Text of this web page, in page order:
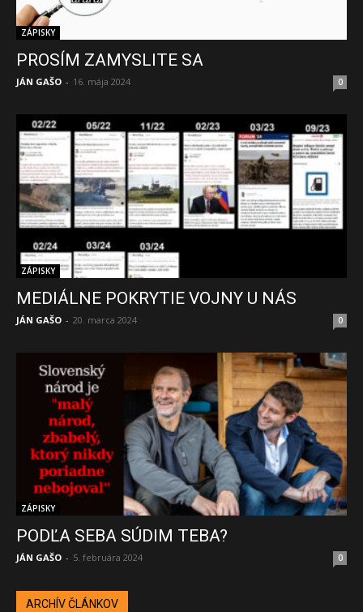
ZÁPISKY
PROSÍM ZAMYSLITE SA
JÁN GAŠO - 16. mája 2024 0
ZÁPISKY
MEDIÁLNE POKRYTIE VOJNY U NÁS
JÁN GAŠO - 20. marca 2024 0
ZÁPISKY
PODĽA SEBA SÚDIM TEBA?
JÁN GAŠO - 5. februára 2024 0
ARCHÍV ČLÁNKOV